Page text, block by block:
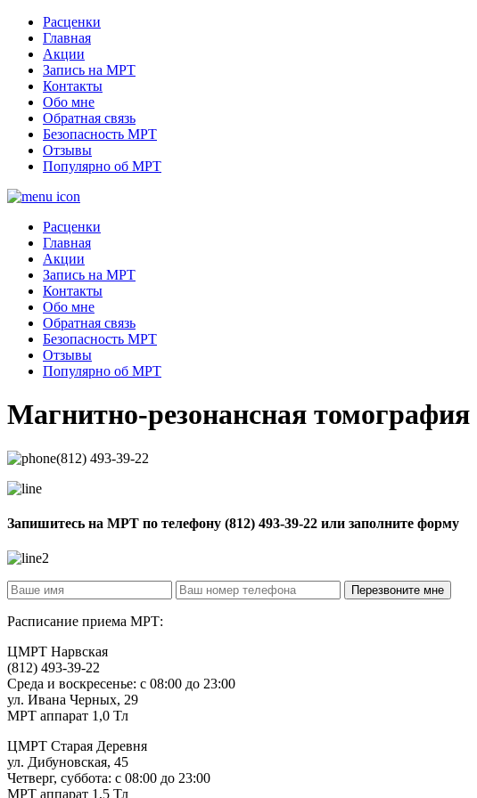
Расценки
Главная
Акции
Запись на МРТ
Контакты
Обо мне
Обратная связь
Безопасность МРТ
Отзывы
Популярно об МРТ
Расценки
Главная
Акции
Запись на МРТ
Контакты
Обо мне
Обратная связь
Безопасность МРТ
Отзывы
Популярно об МРТ
Магнитно-резонансная томография
(812) 493-39-22
Запишитесь на МРТ по телефону (812) 493-39-22 или заполните форму
Расписание приема МРТ:
ЦМРТ Нарвская
(812) 493-39-22
Среда и воскресенье: с 08:00 до 23:00
ул. Ивана Черных, 29
МРТ аппарат 1,0 Тл
ЦМРТ Старая Деревня
ул. Дибуновская, 45
Четверг, суббота: с 08:00 до 23:00
МРТ аппарат 1,5 Тл